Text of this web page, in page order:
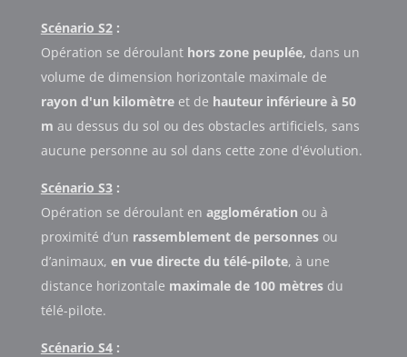
Scénario S2:
Opération se déroulant hors zone peuplée, dans un
volume de dimension horizontale maximale de
rayon d'un kilomètreet de hauteur inférieure à 50
m au dessus du sol ou des obstacles artificiels, sans
aucune personne au sol dans cette zone d'évolution.
Scénario S3:
Opération se déroulant en agglomération ou à
proximité d’un rassemblement de personnesou
d’animaux, en vue directe du télé-pilote, à une
distance horizontale maximale de 100 mètresdu
télé-pilote.
Scénario S4: